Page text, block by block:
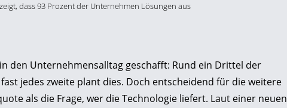
dass 93 Prozent der Unternehmen Lösungen aus
den Unternehmensalltag geschafft: Rund ein Drittel der
jedes zweite plant dies. Doch entscheidend für die weitere
als die Frage, wer die Technologie liefert. Laut einer neuen